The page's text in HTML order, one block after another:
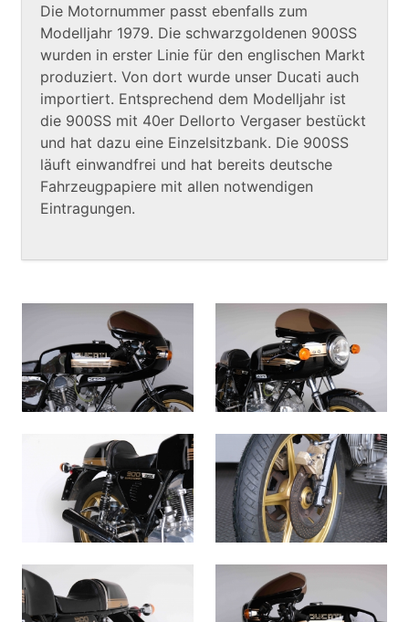
Die Motornummer passt ebenfalls zum
Modelljahr 1979. Die schwarzgoldenen 900SS
wurden in erster Linie für den englischen Markt
produziert. Von dort wurde unser Ducati auch
importiert. Entsprechend dem Modelljahr ist
die 900SS mit 40er Dellorto Vergaser bestückt
und hat dazu eine Einzelsitzbank. Die 900SS
läuft einwandfrei und hat bereits deutsche
Fahrzeugpapiere mit allen notwendigen
Eintragungen.